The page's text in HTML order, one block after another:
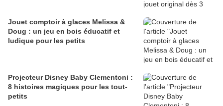
Jouet comptoir à glaces Melissa &
Doug : un jeu en bois éducatif et
ludique pour les petits
Projecteur Disney Baby Clementoni :
8 histoires magiques pour les tout-
petits